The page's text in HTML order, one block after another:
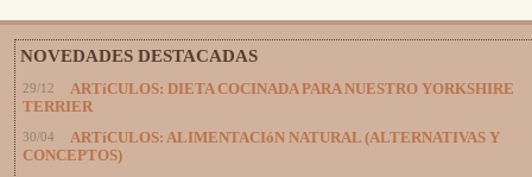
NOVEDADES DESTACADAS
29/12
ARTíCULOS: DIETA COCINADA PARA NUESTRO YORKSHIRE
TERRIER
30/04
ARTíCULOS: ALIMENTACIóN NATURAL (ALTERNATIVAS Y
CONCEPTOS)